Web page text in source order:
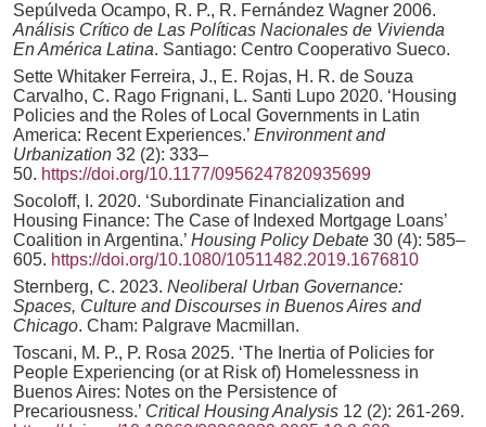
Sepúlveda Ocampo, R. P., R. Fernández Wagner 2006.
Análisis Crítico de Las Políticas Nacionales de Vivienda
En América Latina. Santiago: Centro Cooperativo Sueco.
Sette Whitaker Ferreira, J., E. Rojas, H. R. de Souza
Carvalho, C. Rago Frignani, L. Santi Lupo 2020. ‘Housing
Policies and the Roles of Local Governments in Latin
America: Recent Experiences.’ Environment and
Urbanization 32 (2): 333–
50. https://doi.org/10.1177/0956247820935699
Socoloff, I. 2020. ‘Subordinate Financialization and
Housing Finance: The Case of Indexed Mortgage Loans’
Coalition in Argentina.’ Housing Policy Debate 30 (4): 585–
605. https://doi.org/10.1080/10511482.2019.1676810
Sternberg, C. 2023. Neoliberal Urban Governance:
Spaces, Culture and Discourses in Buenos Aires and
Chicago. Cham: Palgrave Macmillan.
Toscani, M. P., P. Rosa 2025. ‘The Inertia of Policies for
People Experiencing (or at Risk of) Homelessness in
Buenos Aires: Notes on the Persistence of
Precariousness.’ Critical Housing Analysis 12 (2): 261-269.